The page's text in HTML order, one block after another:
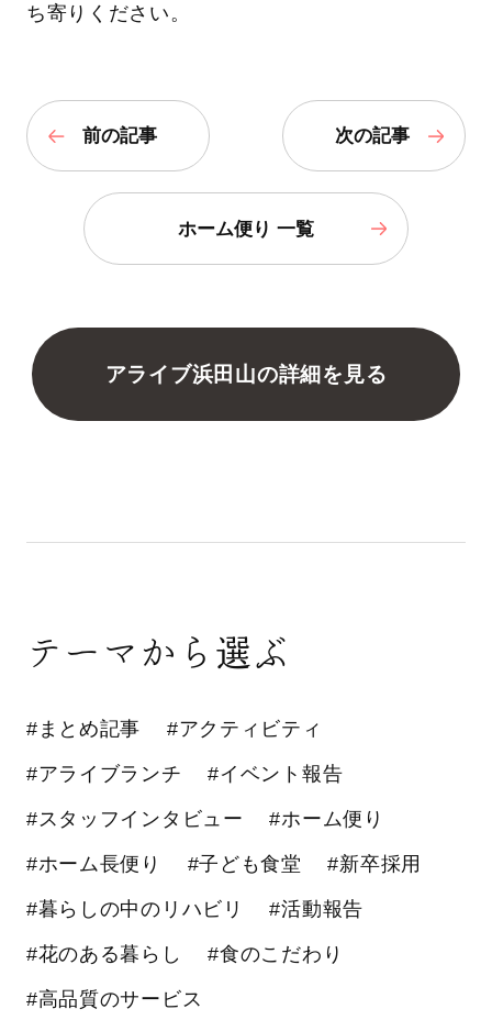
ち寄りください。
前の記事 次の記事
ホーム便り 一覧
アライブ浜田山の詳細を見る
テーマから選ぶ
#まとめ記事 #アクティビティ
#アライブランチ #イベント報告
#スタッフインタビュー #ホーム便り
#ホーム長便り #子ども食堂 #新卒採用
#暮らしの中のリハビリ #活動報告
#花のある暮らし #食のこだわり
#高品質のサービス